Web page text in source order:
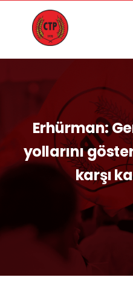
Erhürman:
yollarını
karşı